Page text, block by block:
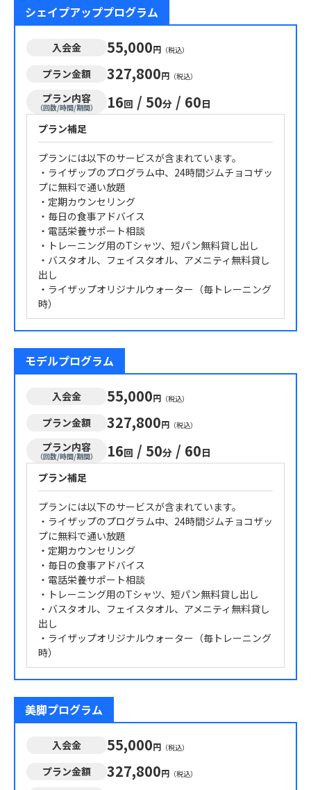
シェイプアッププログラム
入会金 55,000円 （税込）
プラン金額 327,800円 （税込）
プラン内容
（回数/時間/期間） 16回 / 50分 / 60日
プラン補足
プランには以下のサービスが含まれています。
・ライザップのプログラム中、24時間ジムチョコザッ
プに無料で通い放題
・定期カウンセリング
・毎日の食事アドバイス
・電話栄養サポート相談
・トレーニング用のTシャツ、短パン無料貸し出し
・バスタオル、フェイスタオル、アメニティ無料貸し
出し
・ライザップオリジナルウォーター（毎トレーニング
時）
モデルプログラム
入会金 55,000円 （税込）
プラン金額 327,800円 （税込）
プラン内容
（回数/時間/期間） 16回 / 50分 / 60日
プラン補足
プランには以下のサービスが含まれています。
・ライザップのプログラム中、24時間ジムチョコザッ
プに無料で通い放題
・定期カウンセリング
・毎日の食事アドバイス
・電話栄養サポート相談
・トレーニング用のTシャツ、短パン無料貸し出し
・バスタオル、フェイスタオル、アメニティ無料貸し
出し
・ライザップオリジナルウォーター（毎トレーニング
時）
美脚プログラム
入会金 55,000円 （税込）
プラン金額 327,800円 （税込）